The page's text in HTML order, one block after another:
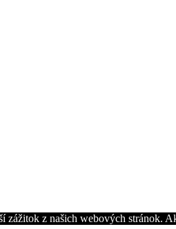
zážitok z našich webových